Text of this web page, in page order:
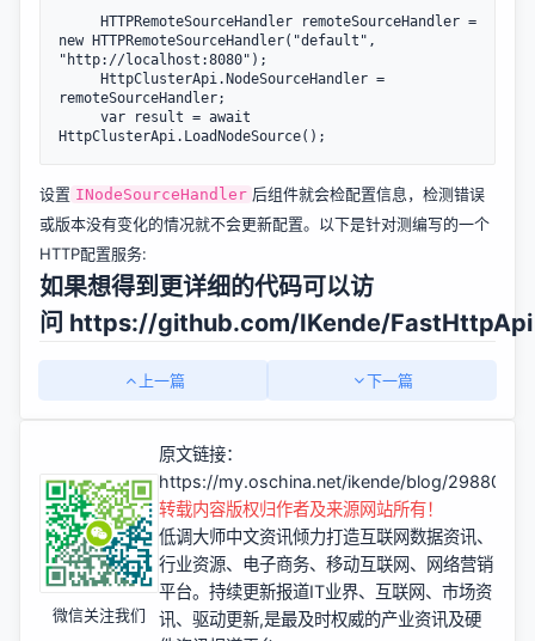
new HTTPRemoteSourceHandler("default",
"http://localhost:8080");
remoteSourceHandler;
设置 INodeSourceHandler 后组件就会检配置信息，检测错误
或版本没有变化的情况就不会更新配置。以下是针对测编写的一个
HTTP配置服务:
如果想得到更详细的代码可以访
问 https://github.com/IKende/FastHttpApi
上一篇 下一篇
微信关注我们
原文链接：
https://my.oschina.net/ikende/blog/2988099
转载内容版权归作者及来源网站所有！
低调大师中文资讯倾力打造互联网数据资讯、
行业资源、电子商务、移动互联网、网络营销
平台。持续更新报道IT业界、互联网、市场资
讯、驱动更新,是最及时权威的产业资讯及硬